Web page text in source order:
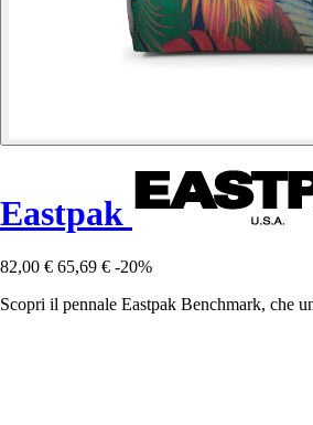
Eastpak
82,00 € 65,69 € -20%
Scopri il pennale Eastpak Benchmark, che